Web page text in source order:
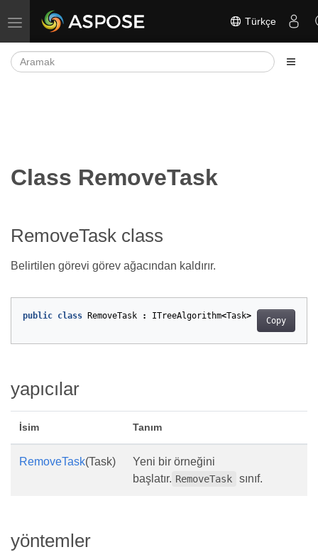
Gezinmeyi aç/kapat Türkçe
Class RemoveTask
RemoveTask class
Belirtilen görevi görev ağacından kaldırır.
Copy
public class RemoveTask : ITreeAlgorithm<Task>
yapıcılar
İsim Tanım
RemoveTask(Task)
Yeni bir örneğini
başlatır. RemoveTask sınıf.
yöntemler